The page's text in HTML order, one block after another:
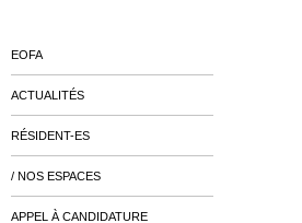
EOFA
ACTUALITÉS
RÉSIDENT-ES
/ NOS ESPACES
APPEL À CANDIDATURE